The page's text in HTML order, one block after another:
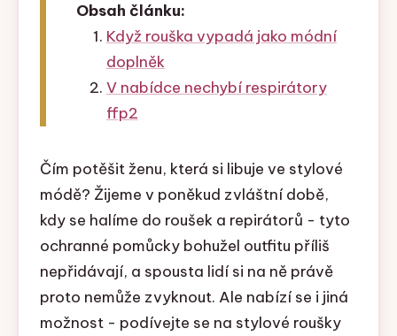
Obsah článku:
Když rouška vypadá jako módní
doplněk
V nabídce nechybí respirátory
ffp2
Čím potěšit ženu, která si libuje ve stylové
módě? Žijeme v poněkud zvláštní době,
kdy se halíme do roušek a repirátorů - tyto
ochranné pomůcky bohužel outfitu příliš
nepřidávají, a spousta lidí si na ně právě
proto nemůže zvyknout. Ale nabízí se i jiná
možnost - podívejte se na stylové roušky